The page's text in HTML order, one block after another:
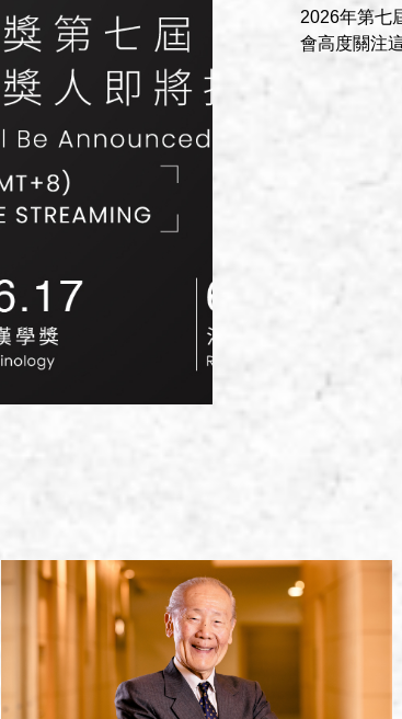
2026年第七
會高度關注